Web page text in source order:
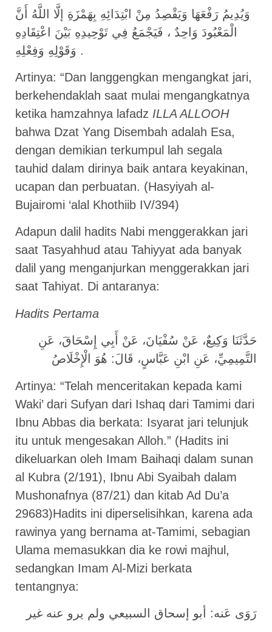
وَيُدِيمُ رَفْعَهَا وَيَقْصِدُ مِنْ ابْتِدَائِهِ بِهَمْزَةِ إلَّا اللَّهُ أَنَّ
الْمَعْبُودَ وَاحِدٌ ، فَيَجْمَعُ فِي تَوْحِيدِهِ بَيْنَ اعْتِقَادِهِ
وَقَوْلِهِ وَفِعْلِهِ .
Artinya: “Dan langgengkan mengangkat jari,
berkehendaklah saat mulai mengangkatnya
ketika hamzahnya lafadz ILLA ALLOOH
bahwa Dzat Yang Disembah adalah Esa,
dengan demikian terkumpul lah segala
tauhid dalam dirinya baik antara keyakinan,
ucapan dan perbuatan. (Hasyiyah al-
Bujairomi ‘alal Khothiib IV/394)
Adapun dalil hadits Nabi menggerakkan jari
saat Tasyahhud atau Tahiyyat ada banyak
dalil yang menganjurkan menggerakkan jari
saat Tahiyat. Di antaranya:
Hadits Pertama
حَدَّثَنَا وَكِيعٌ، عَنْ سُفْيَانَ، عَنْ أَبِي إِسْحَاقَ، عَنِ
التَّمِيمِيِّ، عَنِ ابْنِ عَبَّاسٍ، قَالَ: هُوَ الْإِخْلَاصُ
Artinya: “Telah menceritakan kepada kami
Waki’ dari Sufyan dari Ishaq dari Tamimi dari
Ibnu Abbas dia berkata: Isyarat jari telunjuk
itu untuk mengesakan Alloh.” (Hadits ini
dikeluarkan oleh Imam Baihaqi dalam sunan
al Kubra (2/191), Ibnu Abi Syaibah dalam
Mushonafnya (87/21) dan kitab Ad Du’a
29683)Hadits ini diperselisihkan, karena ada
rawinya yang bernama at-Tamimi, sebagian
Ulama memasukkan dia ke rowi majhul,
sedangkan Imam Al-Mizi berkata
tentangnya:
رَوَى ‌عَنه: ‌أبو ‌إسحاق ‌السبيعي ‌ولم ‌يرو ‌عنه ‌غير